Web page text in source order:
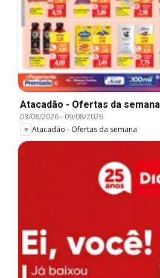
Atacadão - Ofertas da semana
03/08/2026- 09/08/2026
Atacadão - Ofertas da semana